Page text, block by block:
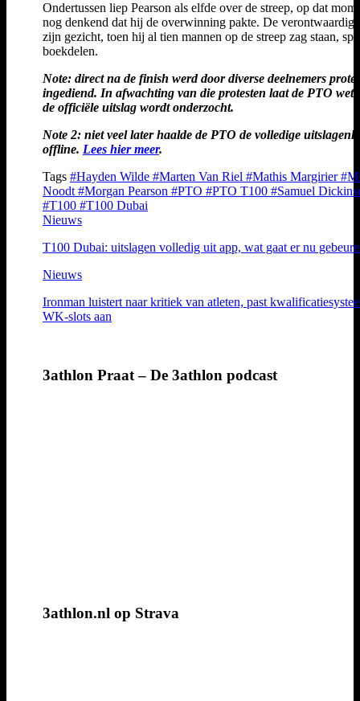
Ondertussen liep Pearson als elfde over de streep, op dat
nog denkend dat hij de overwinning pakte. De
zijn gezicht, toen hij al tien mannen op de streep zag staan,
boekdelen.
Note: direct na de finish werd door diverse deelnemers
ingediend. In afwachting van die protesten laat de PTO
de officiële uitslag wordt onderzocht.
Note 2: niet veel later haalde de PTO de volledige
offline. Lees hier meer.
Tags #Hayden Wilde #Marten Van Riel #Mathis Margirier
Noodt#Morgan Pearson #PTO #PTO T100 #Samuel
#T100 #T100 Dubai
Nieuws
T100 Dubai: uitslagen volledig uit app, wat gaat er nu
Nieuws
Ironman luistert naar kritiek van atleten, past
WK-slots aan
3athlon Praat – De 3athlon podcast
3athlon.nl op Strava